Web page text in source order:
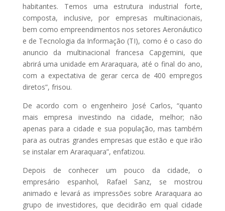
habitantes. Temos uma estrutura industrial forte,
composta, inclusive, por empresas multinacionais,
bem como empreendimentos nos setores Aeronáutico
e de Tecnologia da Informação (TI), como é o caso do
anuncio da multinacional francesa Capgemini, que
abrirá uma unidade em Araraquara, até o final do ano,
com a expectativa de gerar cerca de 400 empregos
diretos”, frisou.
De acordo com o engenheiro José Carlos, “quanto
mais empresa investindo na cidade, melhor; não
apenas para a cidade e sua população, mas também
para as outras grandes empresas que estão e que irão
se instalar em Araraquara”, enfatizou.
Depois de conhecer um pouco da cidade, o
empresário espanhol, Rafael Sanz, se mostrou
animado e levará as impressões sobre Araraquara ao
grupo de investidores, que decidirão em qual cidade